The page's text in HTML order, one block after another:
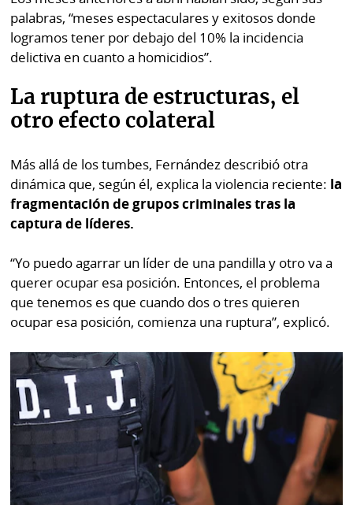
palabras, “meses espectaculares y exitosos donde
logramos tener por debajo del 10% la incidencia
delictiva en cuanto a homicidios”.
La ruptura de estructuras, el
otro efecto colateral
Más allá de los tumbes, Fernández describió otra
dinámica que, según él, explica la violencia reciente: la
fragmentación de grupos criminales tras la
captura de líderes.
“Yo puedo agarrar un líder de una pandilla y otro va a
querer ocupar esa posición. Entonces, el problema
que tenemos es que cuando dos o tres quieren
ocupar esa posición, comienza una ruptura”, explicó.